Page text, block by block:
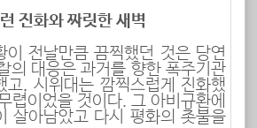
진화와 짜릿한 새벽
이 전날만큼 끔찍했던 것은 당연
의 대응은 과거를 향한 폭주기관
고, 시위대는 깜찍스럽게 진화했
렵이었을 것이다. 그 아비규환에
살아남았고 다시 평화의 촛불을